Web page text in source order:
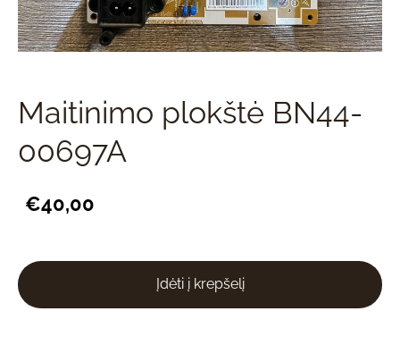
Maitinimo plokštė BN44-
00697A
€40,00
Įdėti į krepšelį